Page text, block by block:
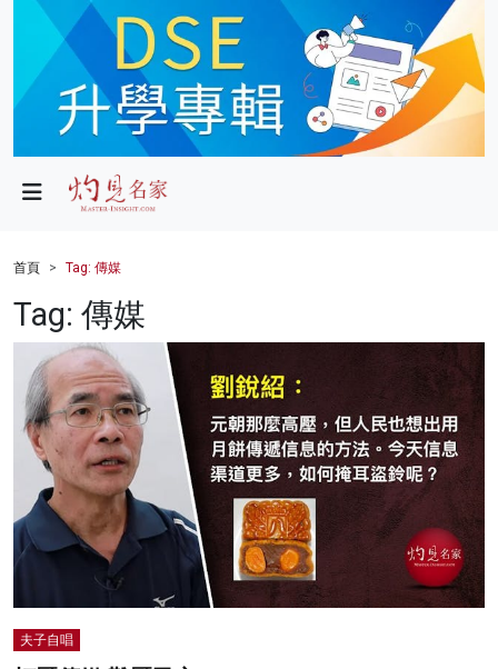
政局
財經
健康
商業
科技
影片
名家榜
灼見活動
首頁 Tag: 傳媒
Tag: 傳媒
夫子自唱